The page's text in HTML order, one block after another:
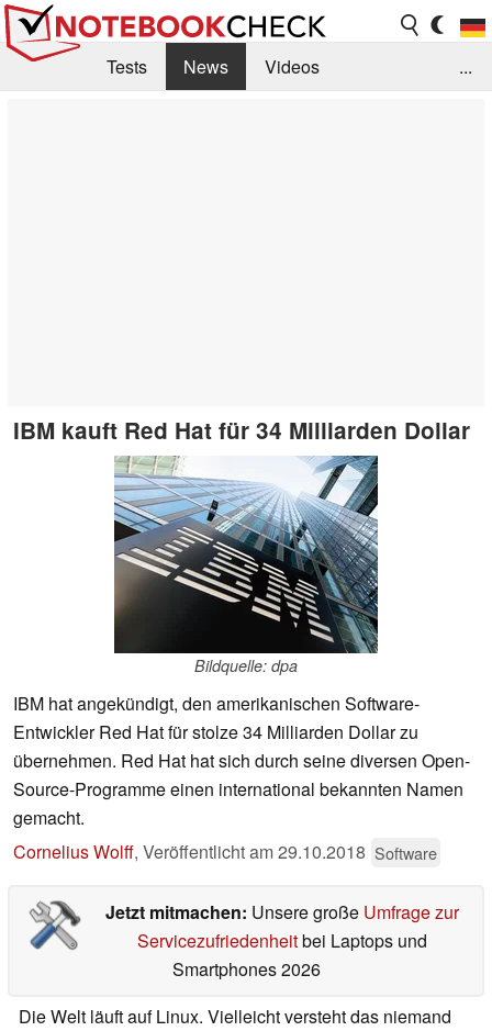
Tests News
Videos
...
IBM kauft Red Hat für 34 Milliarden Dollar
Bildquelle: dpa
IBM hat angekündigt, den amerikanischen Software-
Entwickler Red Hat für stolze 34 Milliarden Dollar zu
übernehmen. Red Hat hat sich durch seine diversen Open-
Source-Programme einen international bekannten Namen
gemacht.
Cornelius Wolff, Veröffentlicht am29.10.2018 Software
Jetzt mitmachen: Unsere große Umfrage zur
Servicezufriedenheitbei Laptops und
Smartphones 2026
Die Welt läuft auf Linux. Vielleicht versteht das niemand